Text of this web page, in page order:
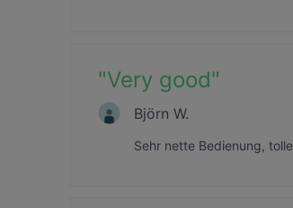
"Very good"
Björn W.
Sehr nette Bedienung,